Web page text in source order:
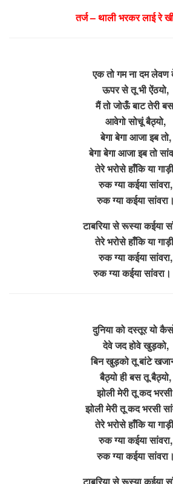
तर्ज – थाली भरकर लाई रे
एक तो गम ना दम लेवण
ऊपर से तू भी ऐंठयो,
मैं तो जोऊँ बाट तेरी
आवेगो सोचूं बैठ्यो,
बेगा बेगा आजा इब तो,
बेगा बेगा आजा इब तो
तेरे भरोसे हाँकि या
रुक ग्या कईया सांवरा,
रुक ग्या कईया सांवरा।
टाबरिया से रूस्या कईया
तेरे भरोसे हाँकि या
रुक ग्या कईया सांवरा,
रुक ग्या कईया
दुनिया को दस्तूर यो
देवे जद होवे खुड़को,
बिन खुड़को तू बांटे
बैठ्यो ही बस तू बैठ्यो,
झोली मेरी तू कद
झोली मेरी तू कद भरसी
तेरे भरोसे हाँकि या
रुक ग्या कईया सांवरा,
रुक ग्या कईया सांवरा।
टाबरिया से रूस्या कईया